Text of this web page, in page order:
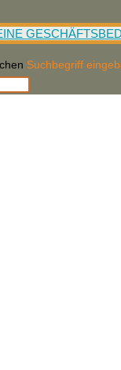
Suchbegriff